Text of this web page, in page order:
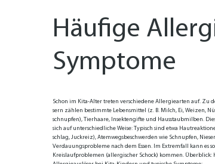
Häufige
Symptome
Schon im Ki­ta-Al­ter tre­ten ver­schie­de­ne Al­ler­gie­ar­ten auf. Zu
sern zäh­len be­stimm­te Le­bens­mit­tel (z. B. Milch, Ei, Wei­zen,
schnup­fen), Tier­haa­re, In­sek­ten­gif­te und Haus­staub­mil­ben.
sich auf un­ter­schied­li­che Wei­se: Ty­pisch sind et­wa
schlag, Juck­reiz), Atem­wegs­be­schwer­den wie Schnup­fen,
Ver­dau­ungs­pro­ble­me nach dem Es­sen. Im Ex­trem­fall kann es
Kreis­lauf­pro­ble­men (al­ler­gi­scher Schock) kom­men. Überblick: